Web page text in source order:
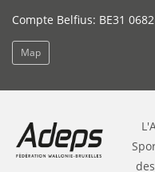
Compte Belfius: BE31
Map